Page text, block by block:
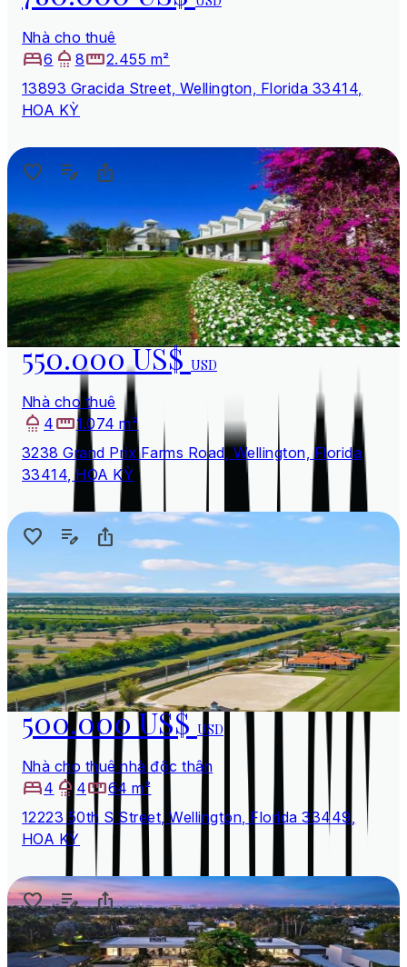
Nhà cho thuê
6
8
2.455 m²
13893 Gracida Street, Wellington, Florida 33414,
HOA KỲ
550.000 US$USD
Nhà cho thuê
4
1.074 m²
3238 Grand Prix Farms Road, Wellington, Florida
33414, HOA KỲ
500.000 US$USD
Nhà cho thuê nhà độc thân
4
4
64 m²
12223 50th S Street, Wellington, Florida 33449,
HOA KỲ